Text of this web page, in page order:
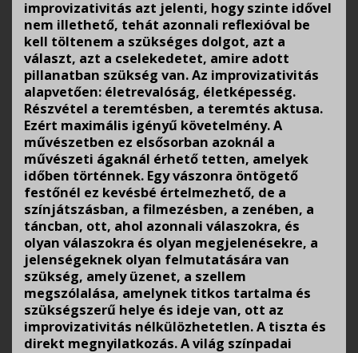
improvizativitás azt jelenti, hogy szinte idővel
nem illethető, tehát azonnali reflexióval be
kell töltenem a szükséges dolgot, azt a
választ, azt a cselekedetet, amire adott
pillanatban szükség van. Az improvizativitás
alapvetően: életrevalóság, életképesség.
Részvétel a teremtésben, a teremtés aktusa.
Ezért maximális igényű követelmény. A
művészetben ez elsősorban azoknál a
művészeti ágaknál érhető tetten, amelyek
időben történnek. Egy vászonra öntögető
festőnél ez kevésbé értelmezhető, de a
színjátszásban, a filmezésben, a zenében, a
táncban, ott, ahol azonnali válaszokra, és
olyan válaszokra és olyan megjelenésekre, a
jelenségeknek olyan felmutatására van
szükség, amely üzenet, a szellem
megszólalása, amelynek titkos tartalma és
szükségszerű helye és ideje van, ott az
improvizativitás nélkülözhetetlen. A tiszta és
direkt megnyilatkozás. A világ színpadai